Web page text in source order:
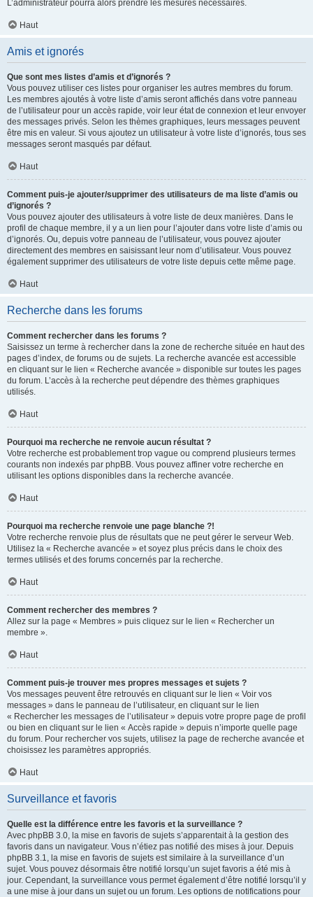
L’administrateur pourra alors prendre les mesures nécessaires.
Haut
Amis et ignorés
Que sont mes listes d’amis et d’ignorés ?
Vous pouvez utiliser ces listes pour organiser les autres membres du forum.
Les membres ajoutés à votre liste d’amis seront affichés dans votre panneau
de l’utilisateur pour un accès rapide, voir leur état de connexion et leur envoyer
des messages privés. Selon les thèmes graphiques, leurs messages peuvent
être mis en valeur. Si vous ajoutez un utilisateur à votre liste d’ignorés, tous ses
messages seront masqués par défaut.
Haut
Comment puis-je ajouter/supprimer des utilisateurs de ma liste d’amis ou
d’ignorés ?
Vous pouvez ajouter des utilisateurs à votre liste de deux manières. Dans le
profil de chaque membre, il y a un lien pour l’ajouter dans votre liste d’amis ou
d’ignorés. Ou, depuis votre panneau de l’utilisateur, vous pouvez ajouter
directement des membres en saisissant leur nom d’utilisateur. Vous pouvez
également supprimer des utilisateurs de votre liste depuis cette même page.
Haut
Recherche dans les forums
Comment rechercher dans les forums ?
Saisissez un terme à rechercher dans la zone de recherche située en haut des
pages d’index, de forums ou de sujets. La recherche avancée est accessible
en cliquant sur le lien « Recherche avancée » disponible sur toutes les pages
du forum. L’accès à la recherche peut dépendre des thèmes graphiques
utilisés.
Haut
Pourquoi ma recherche ne renvoie aucun résultat ?
Votre recherche est probablement trop vague ou comprend plusieurs termes
courants non indexés par phpBB. Vous pouvez affiner votre recherche en
utilisant les options disponibles dans la recherche avancée.
Haut
Pourquoi ma recherche renvoie une page blanche ?!
Votre recherche renvoie plus de résultats que ne peut gérer le serveur Web.
Utilisez la « Recherche avancée » et soyez plus précis dans le choix des
termes utilisés et des forums concernés par la recherche.
Haut
Comment rechercher des membres ?
Allez sur la page « Membres » puis cliquez sur le lien « Rechercher un
membre ».
Haut
Comment puis-je trouver mes propres messages et sujets ?
Vos messages peuvent être retrouvés en cliquant sur le lien « Voir vos
messages » dans le panneau de l’utilisateur, en cliquant sur le lien
« Rechercher les messages de l’utilisateur » depuis votre propre page de profil
ou bien en cliquant sur le lien « Accès rapide » depuis n’importe quelle page
du forum. Pour rechercher vos sujets, utilisez la page de recherche avancée et
choisissez les paramètres appropriés.
Haut
Surveillance et favoris
Quelle est la différence entre les favoris et la surveillance ?
Avec phpBB 3.0, la mise en favoris de sujets s’apparentait à la gestion des
favoris dans un navigateur. Vous n’étiez pas notifié des mises à jour. Depuis
phpBB 3.1, la mise en favoris de sujets est similaire à la surveillance d’un
sujet. Vous pouvez désormais être notifié lorsqu’un sujet favoris a été mis à
jour. Cependant, la surveillance vous permet également d’être notifié lorsqu’il y
a une mise à jour dans un sujet ou un forum. Les options de notifications pour